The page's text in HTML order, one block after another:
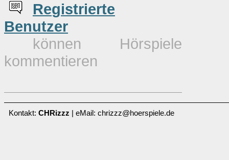
Registrierte
Benutzer
können Hörspiele
kommentieren
Kontakt: CHRizzz | eMail: chrizzz@hoerspiele.de